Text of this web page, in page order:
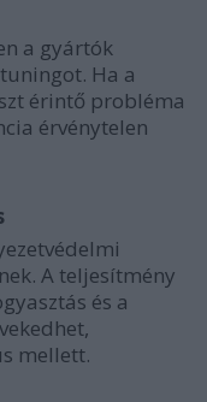
a gyártók
Ha a
érintő probléma
érvénytelen
A teljesítmény
és a
mellett.